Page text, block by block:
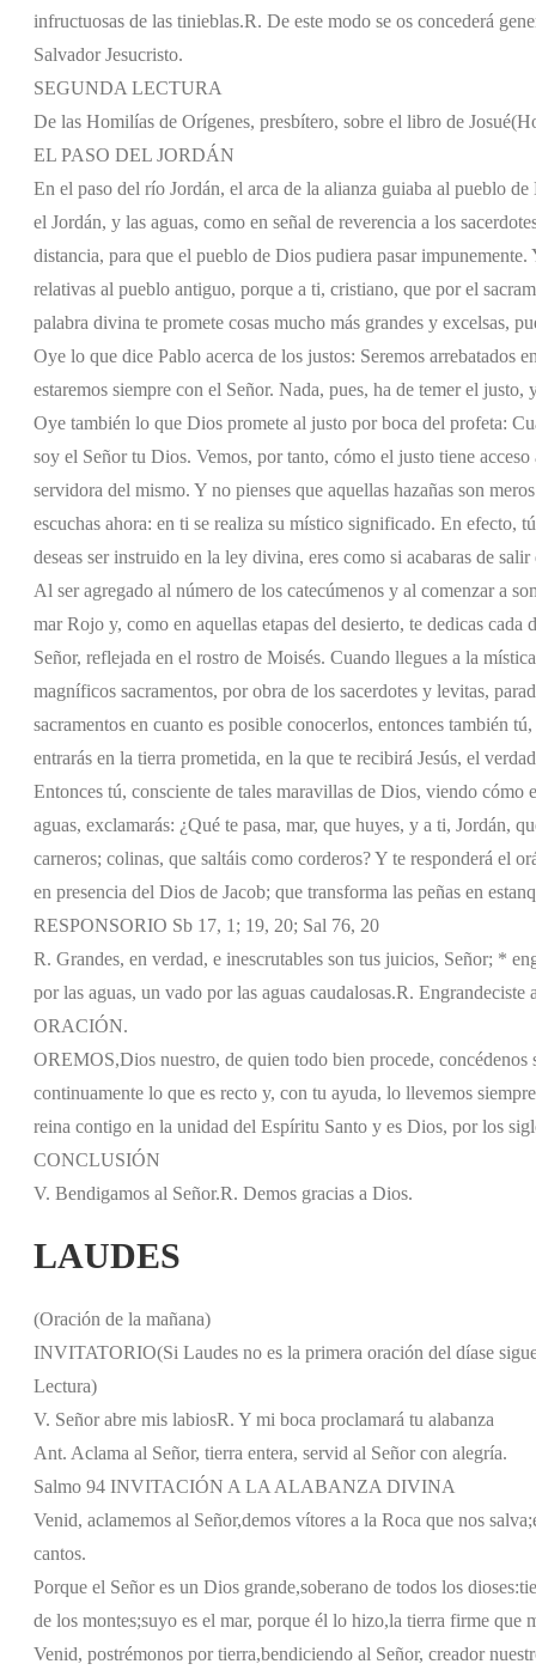
infructuosas de las tinieblas.R. De este modo se os concederá
Salvador Jesucristo.
SEGUNDA LECTURA
De las Homilías de Orígenes, presbítero, sobre el libro de Josué
EL PASO DEL JORDÁN
En el paso del río Jordán, el arca de la alianza guiaba al pueblo
el Jordán, y las aguas, como en señal de reverencia a los
distancia, para que el pueblo de Dios pudiera pasar impunemente.
relativas al pueblo antiguo, porque a ti, cristiano, que por el
palabra divina te promete cosas mucho más grandes y excelsas,
Oye lo que dice Pablo acerca de los justos: Seremos arrebatados
estaremos siempre con el Señor. Nada, pues, ha de temer el
Oye también lo que Dios promete al justo por boca del profeta:
soy el Señor tu Dios. Vemos, por tanto, cómo el justo tiene
servidora del mismo. Y no pienses que aquellas hazañas son
escuchas ahora: en ti se realiza su místico significado. En efecto,
deseas ser instruido en la ley divina, eres como si acabaras de
Al ser agregado al número de los catecúmenos y al comenzar a
mar Rojo y, como en aquellas etapas del desierto, te dedicas
Señor, reflejada en el rostro de Moisés. Cuando llegues a la
magníficos sacramentos, por obra de los sacerdotes y levitas,
sacramentos en cuanto es posible conocerlos, entonces también
entrarás en la tierra prometida, en la que te recibirá Jesús, el
Entonces tú, consciente de tales maravillas de Dios, viendo
aguas, exclamarás: ¿Qué te pasa, mar, que huyes, y a ti, Jordán,
carneros; colinas, que saltáis como corderos? Y te responderá el
en presencia del Dios de Jacob; que transforma las peñas en
RESPONSORIO Sb 17, 1; 19, 20; Sal 76, 20
R. Grandes, en verdad, e inescrutables son tus juicios, Señor; *
por las aguas, un vado por las aguas caudalosas.R. Engrandeciste
ORACIÓN.
OREMOS,Dios nuestro, de quien todo bien procede,
continuamente lo que es recto y, con tu ayuda, lo llevemos
reina contigo en la unidad del Espíritu Santo y es Dios, por los
CONCLUSIÓN
V. Bendigamos al Señor.R. Demos gracias a Dios.
LAUDES
(Oración de la mañana)
INVITATORIO(Si Laudes no es la primera oración del díase
Lectura)
V. Señor abre mis labiosR. Y mi boca proclamará tu alabanza
Ant. Aclama al Señor, tierra entera, servid al Señor con alegría.
Salmo 94 INVITACIÓN A LA ALABANZA DIVINA
Venid, aclamemos al Señor,demos vítores a la Roca que nos salva;
cantos.
Porque el Señor es un Dios grande,soberano de todos los dioses:
de los montes;suyo es el mar, porque él lo hizo,la tierra firme que
Venid, postrémonos por tierra,bendiciendo al Señor, creador